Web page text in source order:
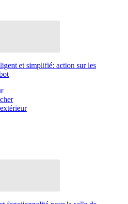
et simplifié: action sur les